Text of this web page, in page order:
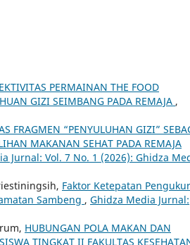
PERMAINAN THE FOOD
GIZI SEIMBANG PADA REMAJA ,
FRAGMEN “PENYULUHAN GIZI”
MAKANAN SEHAT PADA REMAJA
Jurnal: Vol. 7 No. 1 (2026): Ghidza
Faktor Ketepatan
Sambeng , Ghidza Media Jurnal:
HUBUNGAN POLA MAKAN DAN
TINGKAT II FAKULTAS